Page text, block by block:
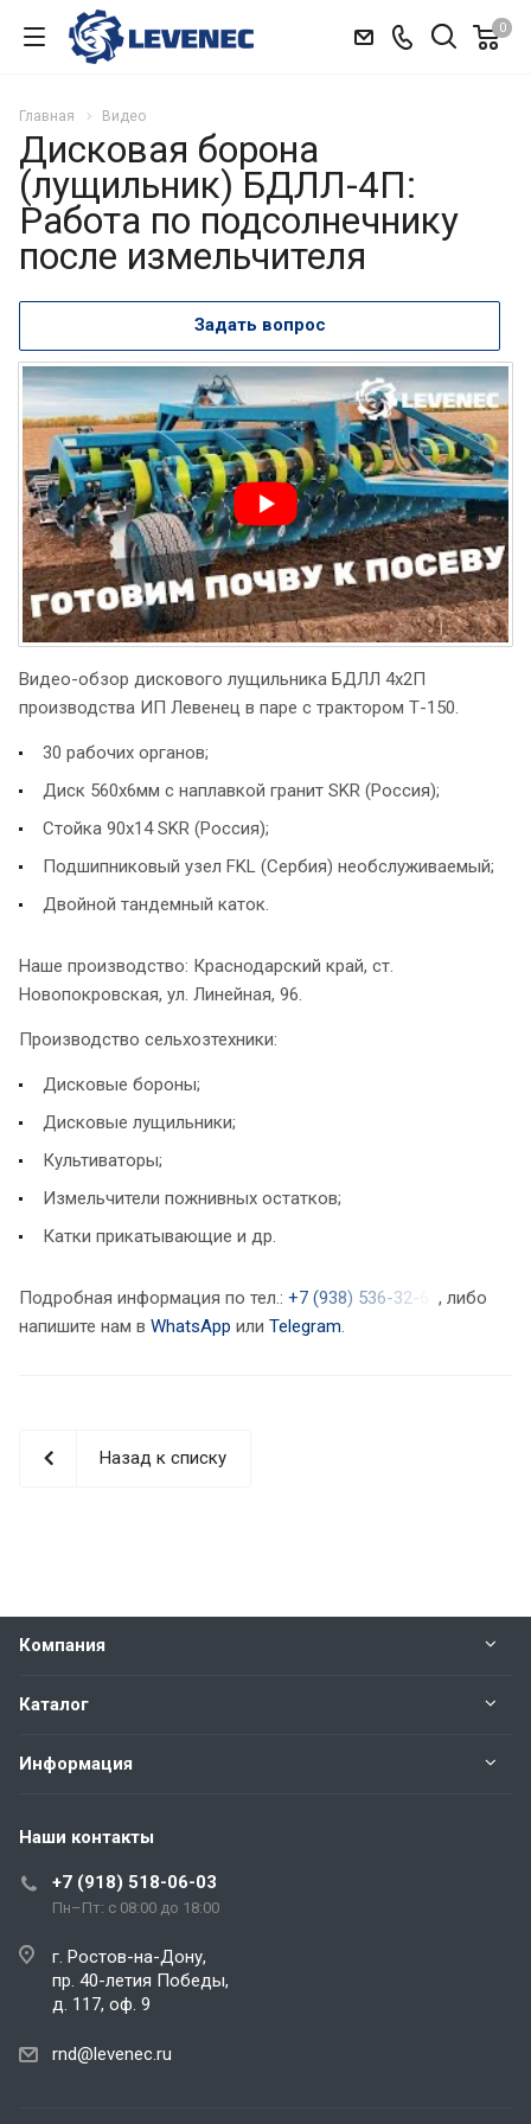
0
Главная Видео
Дисковая борона
(лущильник) БДЛЛ-4П:
Работа по подсолнечнику
после измельчителя
Задать вопрос
Видео-обзор дискового лущильника БДЛЛ 4х2П
производства ИП Левенец в паре с трактором Т-150.
30 рабочих органов;
Диск 560х6мм с наплавкой гранит SKR (Россия);
Стойка 90х14 SKR (Россия);
Подшипниковый узел FKL (Сербия) необслуживаемый;
Двойной тандемный каток.
Наше производство: Краснодарский край, ст.
Новопокровская, ул. Линейная, 96.
Производство сельхозтехники:
Дисковые бороны;
Дисковые лущильники;
Культиваторы;
Измельчители пожнивных остатков;
Катки прикатывающие и др.
Подробная информация по тел.: +7 (938) 536-32-
, либо
напишите нам в WhatsApp или Telegram.
Назад к списку
Компания
Каталог
Информация
Наши контакты
+7 (918) 518-06-03
Пн–Пт: с 08:00 до 18:00
г. Ростов-на-Дону,
пр. 40-летия Победы,
д. 117, оф. 9
rnd@levenec.ru